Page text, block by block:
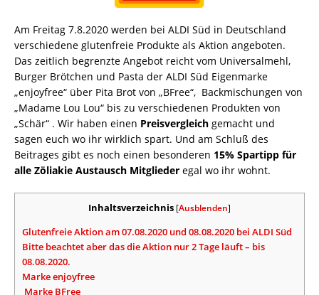
Am Freitag 7.8.2020 werden bei ALDI Süd in Deutschland
verschiedene glutenfreie Produkte als Aktion angeboten.
Das zeitlich begrenzte Angebot reicht vom Universalmehl,
Burger Brötchen und Pasta der ALDI Süd Eigenmarke
„enjoyfree“ über Pita Brot von „BFree“, Backmischungen von
„Madame Lou Lou“ bis zu verschiedenen Produkten von
„Schär“ . Wir haben einen Preisvergleich gemacht und
sagen euch wo ihr wirklich spart. Und am Schluß des
Beitrages gibt es noch einen besonderen 15% Spartipp für
alle Zöliakie Austausch Mitglieder egal wo ihr wohnt.
Inhaltsverzeichnis [Ausblenden]
Glutenfreie Aktion am 07.08.2020 und 08.08.2020 bei ALDI Süd
Bitte beachtet aber das die Aktion nur 2 Tage läuft – bis
08.08.2020.
Marke enjoyfree
Marke BFree